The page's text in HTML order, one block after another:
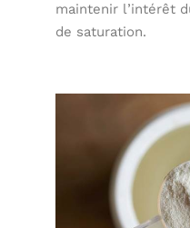
maintenir l’intérêt
de saturation.